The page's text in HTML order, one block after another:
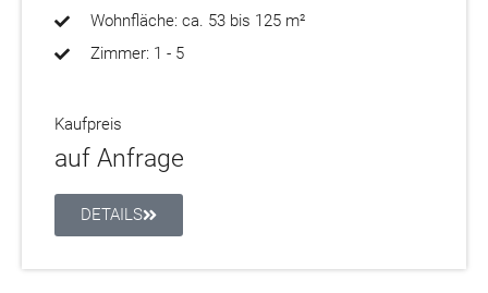
Wohnfläche: ca. 53 bis 125 m²
Zimmer: 1 - 5
Kaufpreis
auf Anfrage
DETAILS